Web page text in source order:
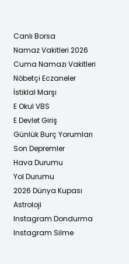
Canlı Borsa
Namaz Vakitleri 2026
Cuma Namazı Vakitleri
Nöbetçi Eczaneler
İstiklal Marşı
E Okul VBS
E Devlet Giriş
Günlük Burç Yorumları
Son Depremler
Hava Durumu
Yol Durumu
2026 Dünya Kupası
Astroloji
Instagram Dondurma
Instagram Silme